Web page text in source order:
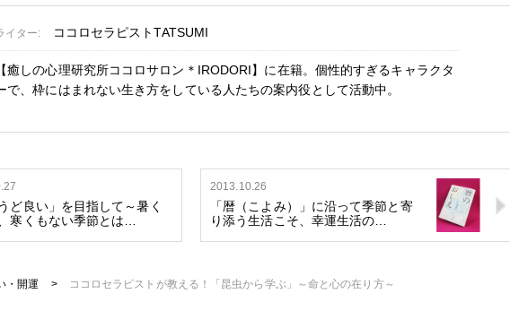
イター: ココロセラピストTATSUMI
【癒しの心理研究所ココロサロン＊IRODORI】に在籍。個性的すぎるキャラクタ
で、枠にはまれない生き方をしている人たちの案内役として活動中。
ど良い」を目指して～暑く
寒くもない季節とは…
2013.10.26
「暦（こよみ）」に沿って季節と寄
り添う生活こそ、幸運生活の…
・開運 > ココロセラピストが教える！「昆虫から学ぶ」～命と心の在り方～